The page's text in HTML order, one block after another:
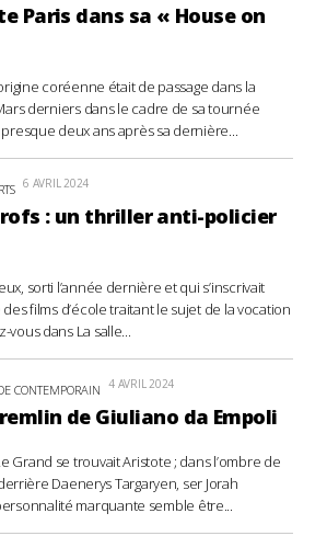
Paris dans sa « House on
coréenne était de passage dans la
derniers dans le cadre de sa tournée
deux ans après sa dernière...
6 AVRIL 2024
: un thriller anti-policier
sorti l’année dernière et qui s’inscrivait
films d’école traitant le sujet de la vocation
vous dans La salle...
CONTEMPORAIN 4 AVRIL 2024
de Giuliano da Empoli
Grand se trouvait Aristote ; dans l’ombre de
Daenerys Targaryen, ser Jorah
marquante semble être...